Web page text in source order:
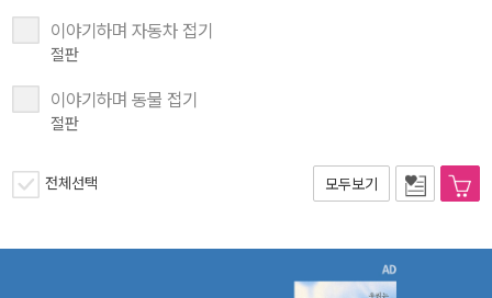
이야기하며 자동차 접기
절판
이야기하며 동물 접기
절판
전체선택 모두보기